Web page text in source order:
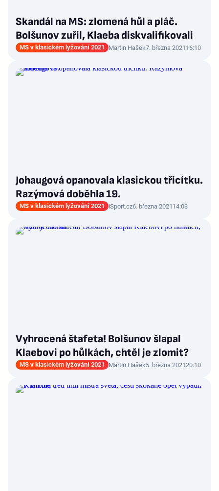
Skandál na MS: zlomená hůl a pláč.
Bolšunov zuřil, Klaeba diskvalifikovali
MS v klasickém lyžování 2021 Martin Hašek7. března 2021 16:10
Johaugová opanovala klasickou třicítku.
Razýmová doběhla 19.
MS v klasickém lyžování 2021 iSport.cz6. března 2021 14:03
Vyhrocená štafeta! Bolšunov šlapal
Klaebovi po hůlkách, chtěl je zlomit?
MS v klasickém lyžování 2021 Martin Hašek5. března 202120:10